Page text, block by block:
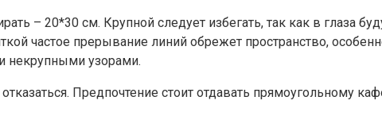
– 20*30 см. Крупной следует избегать, так как в глаза
частое прерывание линий обрежет пространство,
некрупными узорами.
Предпочтение стоит отдавать прямоугольному